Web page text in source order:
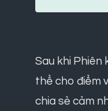
Sau khi Phiên
thể cho điểm
chia sẻ cảm